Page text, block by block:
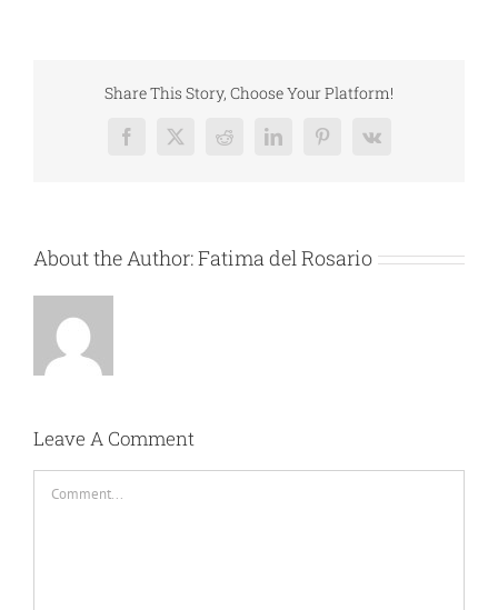
Share This Story, Choose Your Platform!
Facebook
X RedditLinkedInPinterest
Vk
About the Author:Fatima del Rosario
Leave A Comment